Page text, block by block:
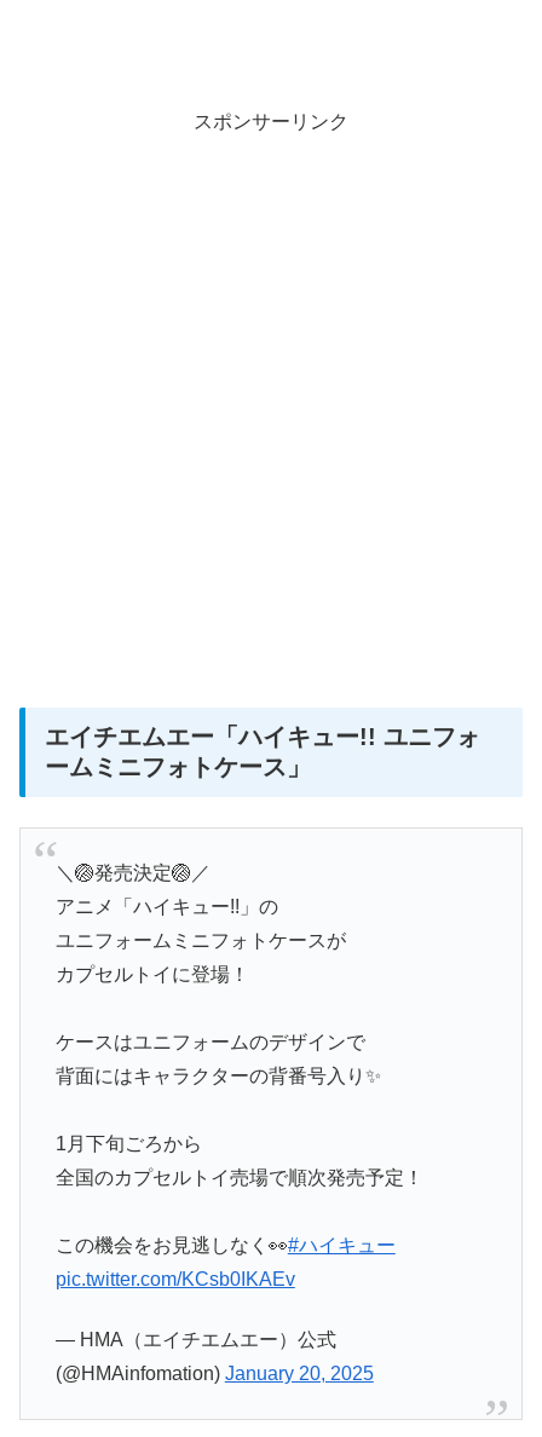
スポンサーリンク
エイチエムエー「ハイキュー!! ユニフォ
ームミニフォトケース」
＼🏐発売決定🏐／
アニメ「ハイキュー!!」の
ユニフォームミニフォトケースが
カプセルトイに登場！
ケースはユニフォームのデザインで
背面にはキャラクターの背番号入り✨
1月下旬ごろから
全国のカプセルトイ売場で順次発売予定！
この機会をお見逃しなく👀#ハイキュー
pic.twitter.com/KCsb0IKAEv
— HMA（エイチエムエー）公式
(@HMAinfomation) January 20, 2025